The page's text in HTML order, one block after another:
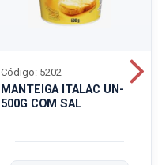
MANTEIGA ITALAC UN-
500G COM SAL
Código: 5202